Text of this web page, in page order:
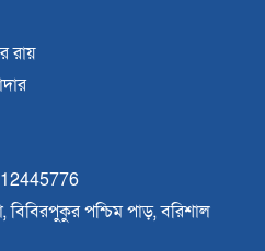
গ্রেপ্তার ৩
রায়
বিবিরপুকুর পশ্চিম পাড়, বরিশাল